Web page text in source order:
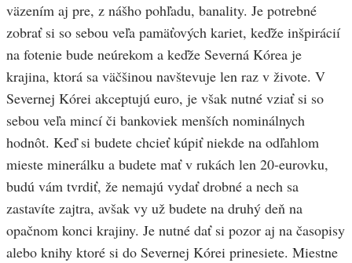
väzením aj pre, z nášho pohľadu, banality. Je potrebné
zobrať si so sebou veľa pamäťových kariet, keďže inšpirácií
na fotenie bude neúrekom a keďže Severná Kórea je
krajina, ktorá sa väčšinou navštevuje len raz v živote. V
Severnej Kórei akceptujú euro, je však nutné vziať si so
sebou veľa mincí či bankoviek menších nominálnych
hodnôt. Keď si budete chcieť kúpiť niekde na odľahlom
mieste minerálku a budete mať v rukách len 20-eurovku,
budú vám tvrdiť, že nemajú vydať drobné a nech sa
zastavíte zajtra, avšak vy už budete na druhý deň na
opačnom konci krajiny. Je nutné dať si pozor aj na časopisy
alebo knihy ktoré si do Severnej Kórei prinesiete. Miestne